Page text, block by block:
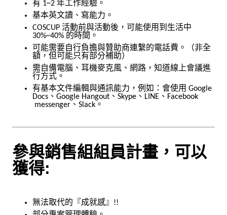
有 1~2 年工作經驗。
基本英文讀、寫能力。
COSCUP 活動前與活動後，可能使用到生活中
30%~40% 的時間。
可能需要自行負擔與贊助商連繫的電話費。（非全
額，但可能只有部分補助）
需自備電腦、耳機麥克風、網路，知道線上會議進
行方式。
有基本文件編輯與通訊能力，例如：會使用 Google
Docs、Google Hangout、Skype、LINE、Facebook
messenger、Slack。
參與銷售組組員計畫，可以
獲得:
無法取代的『成就感』!!